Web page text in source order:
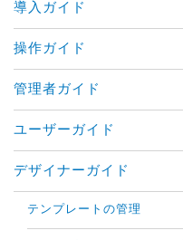
導入ガイド
操作ガイド
管理者ガイド
ユーザーガイド
デザイナーガイド
テンプレートの管理